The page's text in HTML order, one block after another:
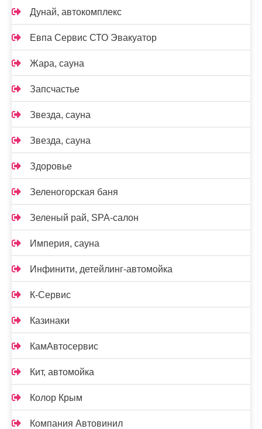
Дунай, автокомплекс
Евпа Сервис СТО Эвакуатор
Жара, сауна
Запсчастье
Звезда, сауна
Звезда, сауна
Здоровье
Зеленогорская баня
Зеленый рай, SPA-салон
Империя, сауна
Инфинити, детейлинг-автомойка
К-Сервис
Казинаки
КамАвтосервис
Кит, автомойка
Колор Крым
Компания Автовинил